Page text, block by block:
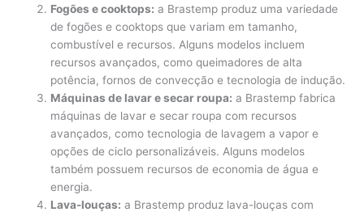
Fogões e cooktops: a Brastemp produz uma variedade
de fogões e cooktops que variam em tamanho,
combustível e recursos. Alguns modelos incluem
recursos avançados, como queimadores de alta
potência, fornos de convecção e tecnologia de indução.
Máquinas de lavar e secar roupa: a Brastemp fabrica
máquinas de lavar e secar roupa com recursos
avançados, como tecnologia de lavagem a vapor e
opções de ciclo personalizáveis. Alguns modelos
também possuem recursos de economia de água e
energia.
Lava-louças: a Brastemp produz lava-louças com